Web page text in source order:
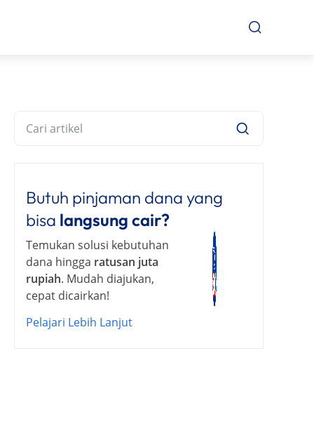
Butuh pinjaman dana yang
bisa langsung cair?
Temukan solusi kebutuhan
dana hingga ratusan juta
rupiah. Mudah diajukan,
cepat dicairkan!
Pelajari Lebih Lanjut